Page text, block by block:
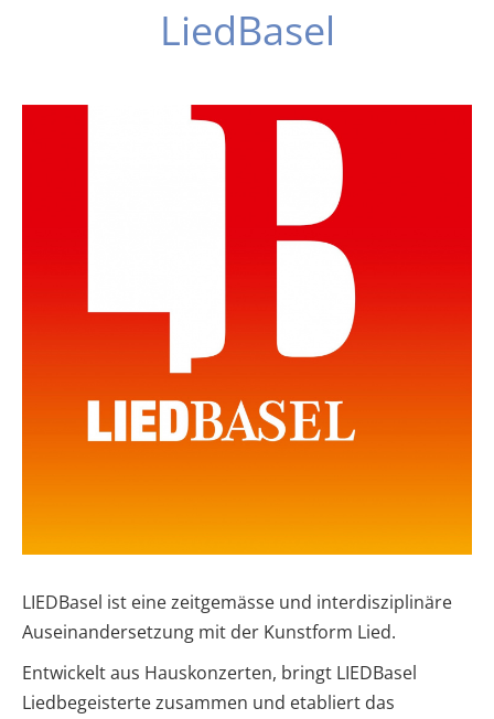
LiedBasel
LIEDBasel ist eine zeitgemässe und interdisziplinäre
Auseinandersetzung mit der Kunstform Lied.
Entwickelt aus Hauskonzerten, bringt LIEDBasel
Liedbegeisterte zusammen und etabliert das